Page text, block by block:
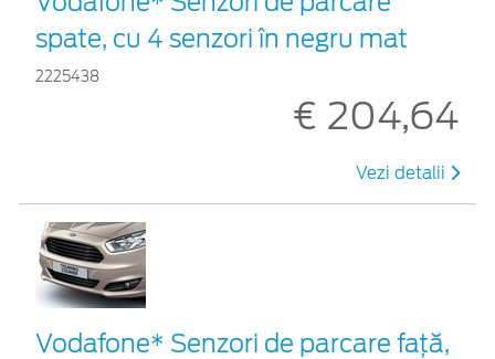
spate, cu 4 senzori în negru mat
2225438
€ 204,64
Vezi detalii
Vodafone* Senzori de parcare față,